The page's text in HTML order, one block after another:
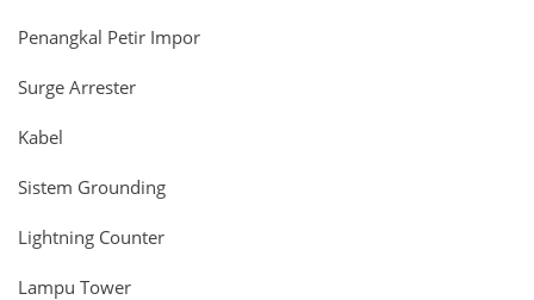
Penangkal Petir Impor
Surge Arrester
Kabel
Sistem Grounding
Lightning Counter
Lampu Tower